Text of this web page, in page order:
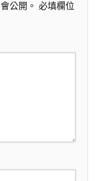
公開。 必填欄位